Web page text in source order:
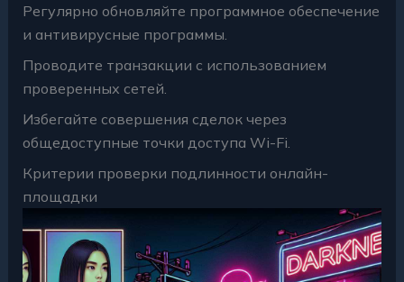
Регулярно обновляйте программное обеспечение
и антивирусные программы.
Проводите транзакции с использованием
проверенных сетей.
Избегайте совершения сделок через
общедоступные точки доступа Wi-Fi.
Критерии проверки подлинности онлайн-
площадки